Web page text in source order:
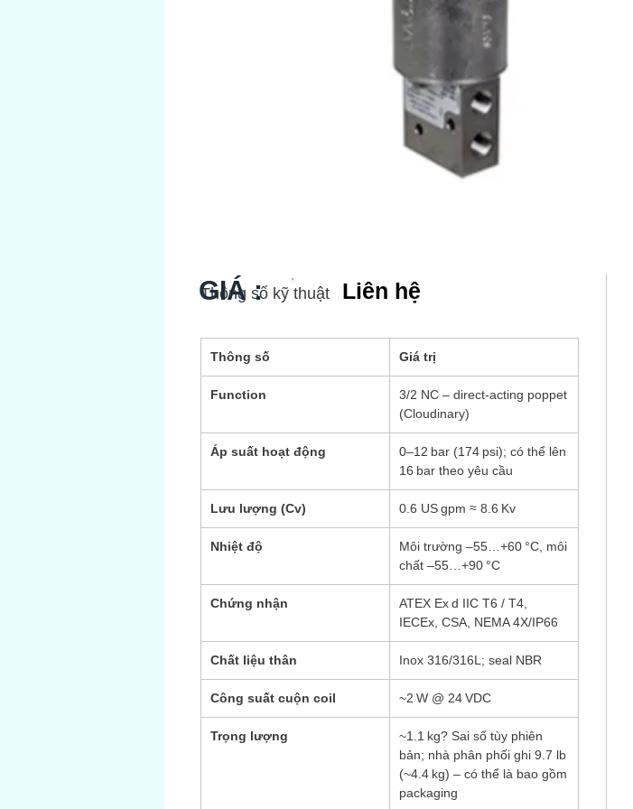
Thông số kỹ thuật
Thông số Giá trị
Function
3/2 NC – direct-acting poppet
(Cloudinary)
Áp suất hoạt động
0–12 bar (174 psi); có thể lên
16 bar theo yêu cầu
Lưu lượng (Cv) 0.6 US gpm ≈ 8.6 Kv
Nhiệt độ
Môi trường –55…+60 °C, môi
chất –55…+90 °C
Chứng nhận
ATEX Ex d IIC T6 / T4,
IECEx, CSA, NEMA 4X/IP66
Chất liệu thân Inox 316/316L; seal NBR
Công suất cuộn coil ~2 W @ 24 VDC
Trọng lượng
~1.1 kg? Sai số tùy phiên
bản; nhà phân phối ghi 9.7 lb
(~4.4 kg) – có thể là bao gồm
packaging
Liên hệ
GIÁ :